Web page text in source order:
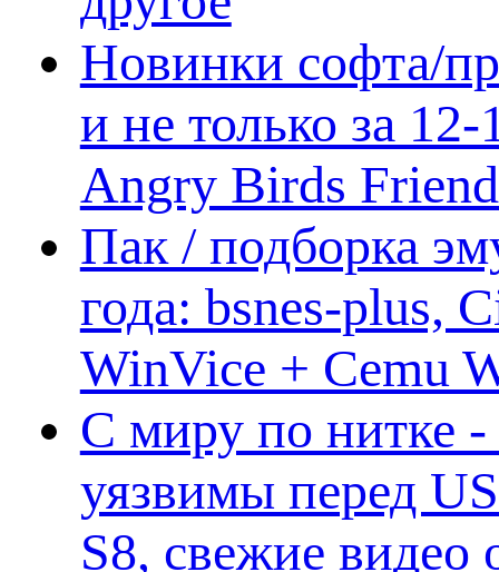
Новинки софта/
и не только за
Angry Birds
Пак / подборка
года: bsnes-plus,
WinVice + Cemu
С миру по нитке
уязвимы перед
S8, свежие